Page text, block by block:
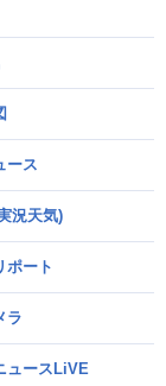
ース
況天気)
ポート
ラ
ュースLiVE